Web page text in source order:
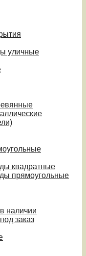
уличные
квадратные
прямоугольные
наличии
заказ